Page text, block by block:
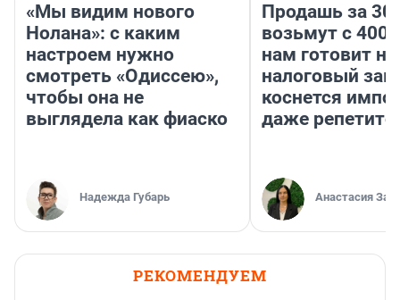
«Мы видим нового
Нолана»: с каким
настроем нужно
смотреть «Одиссею»,
чтобы она не
выглядела как фиаско
Надежда Губарь
Продашь за
возьмут с
нам готовит
налоговый
коснется
даже
Анастасия
РЕКОМЕНДУЕМ